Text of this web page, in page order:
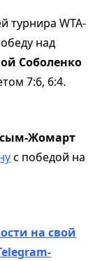
турнира WTA-
над
Соболенко
7:6, 6:4.
Жомарт
с победой на
на свой